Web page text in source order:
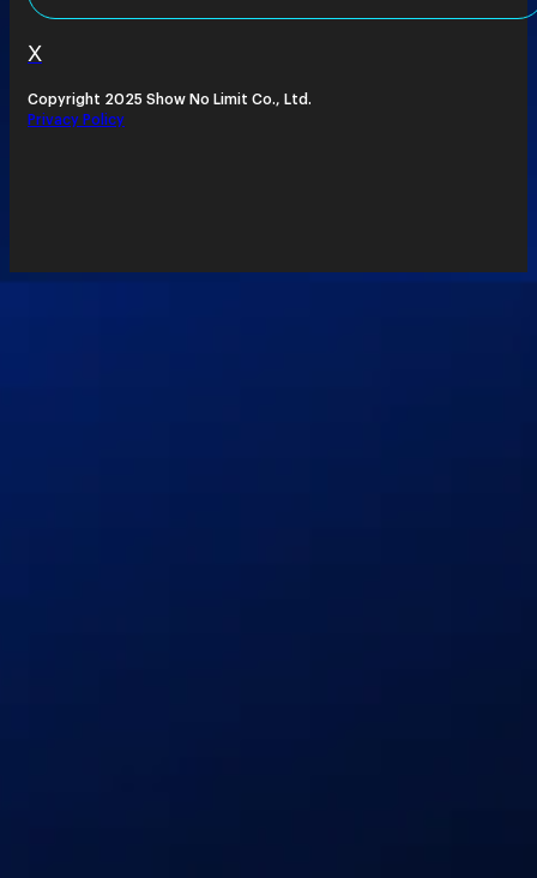
X
Copyright 2025 Show No Limit Co., Ltd.
Privacy Policy